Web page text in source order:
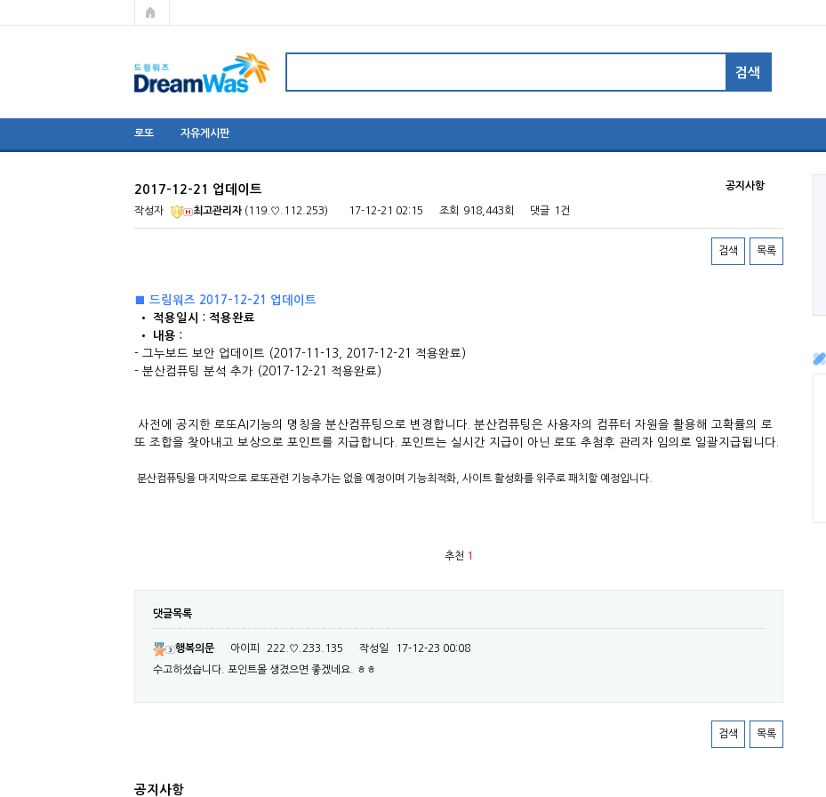
로또 자유게시판
공지사항
2017-12-21 업데이트
작성자 최고관리자(119.♡.112.253) 17-12-21 02:15 조회 918,443회 댓글 1건
검색 목록
■ 드림워즈 2017-12-21 업데이트
​ • 적용일시 : 적용완료
• 내용 : ​
- 그누보드 보안 업데이트 (2017-11-13, 2017-12-21 적용완료)
- 분산컴퓨팅 분석 추가 (2017-12-21 적용완료)
사전에 공지한 로또AI기능의 명칭을 분산컴퓨팅으로 변경합니다. 분산컴퓨팅은 사용자의 컴퓨터 자원을 활용해 고확률의 로
또 조합을 찾아내고 보상으로 포인트를 지급합니다. 포인트는 실시간 지급이 아닌 로또 추첨후 관리자 임의로 일괄지급됩니다.
분산컴퓨팅을 마지막으로 로또관련 기능추가는 없을 예정이며 기능최적화, 사이트 활성화를 위주로 패치할 예정입니다.
추천 1
댓글목록
행복의문 아이피 222.♡.233.135 작성일
17-12-23 00:08
수고하셨습니다. 포인트몰 생겼으면 좋겠네요. ㅎㅎ
검색 목록
공지사항